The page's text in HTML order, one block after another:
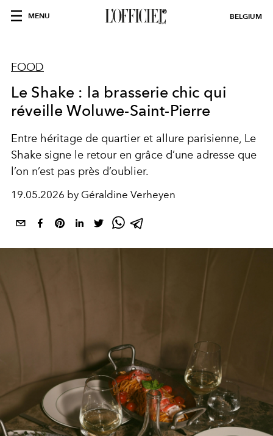
MENU BELGIUM
FOOD
Le Shake : la brasserie chic qui
réveille Woluwe-Saint-Pierre
Entre héritage de quartier et allure parisienne, Le
Shake signe le retour en grâce d’une adresse que
l’on n’est pas près d’oublier.
19.05.2026 by Géraldine Verheyen